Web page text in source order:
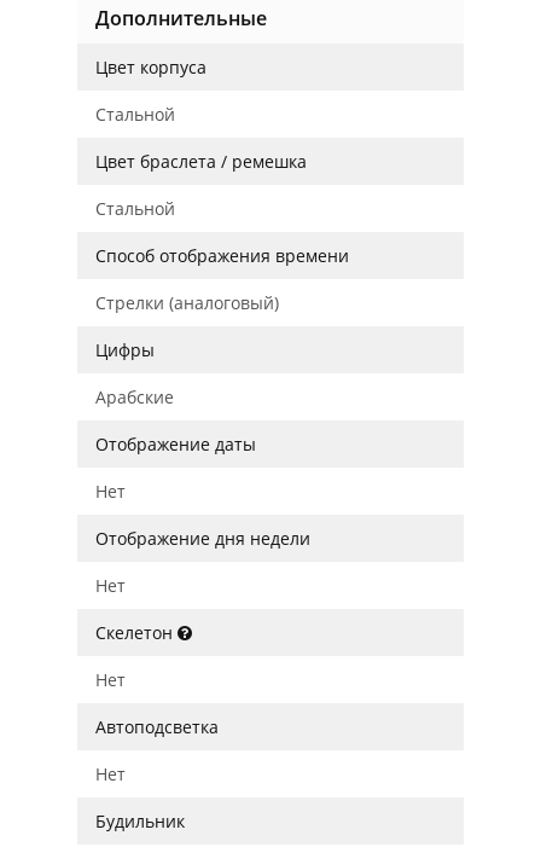
Дополнительные
Цвет корпуса
Стальной
Цвет браслета / ремешка
Стальной
Способ отображения времени
Стрелки (аналоговый)
Цифры
Арабские
Отображение даты
Нет
Отображение дня недели
Нет
Скелетон
Нет
Автоподсветка
Нет
Будильник